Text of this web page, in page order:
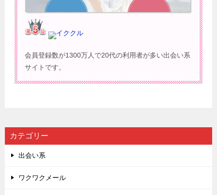
イククル
会員登録数が1300万人で20代の利用者が多い出会い系
サイトです。
カテゴリー
出会い系
ワクワクメール